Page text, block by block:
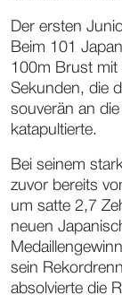
Der ersten
Beim 101
100m Brust mit
Sekunden, die
souverän an
katapultierte.
Bei seinem
zuvor bereits
um satte 2,7
neuen
sein
absolvierte die